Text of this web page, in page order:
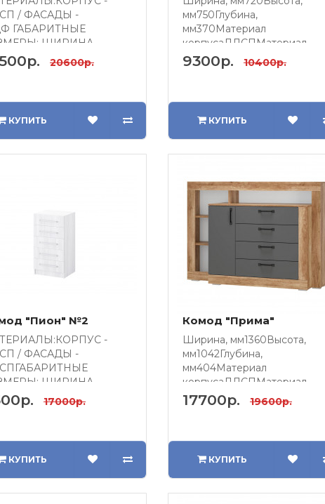
/ ФАСАДЫ -
ГАБАРИТНЫЕ
ШИРИНА -
- 850ГЛУБИН..
20600р.
КУПИТЬ
мм750Глубина,
мм370Материал
корпусаЛДСПМатериал
фасадаМДФНаправляющие
ящиковшар..
9300р. 10400р.
КУПИТЬ
"Пион" №2
-
/ ФАСАДЫ -
ШИРИНА -
- 1100ГЛУБИНА
17000р.
КУПИТЬ
Комод "Прима"
Ширина, мм1360Высота,
мм1042Глубина,
мм404Материал
корпусаЛДСПМатериал
фасадаЛДСПНаправляющие
17700р. 19600р.
КУПИТЬ